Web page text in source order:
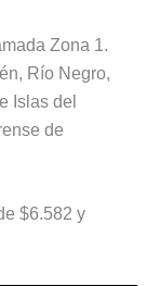
Zona 1.
Río Negro,
Islas del
de
$6.582 y